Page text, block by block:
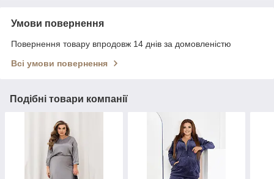
Умови повернення
Повернення товару впродовж 14 днів за домовленістю
Всі умови повернення
Подібні товари компанії